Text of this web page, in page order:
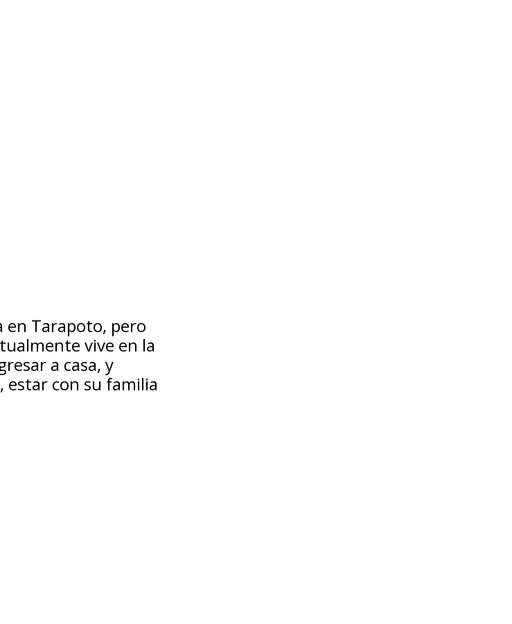
en Tarapoto, pero
vive en la
a casa, y
estar con su familia